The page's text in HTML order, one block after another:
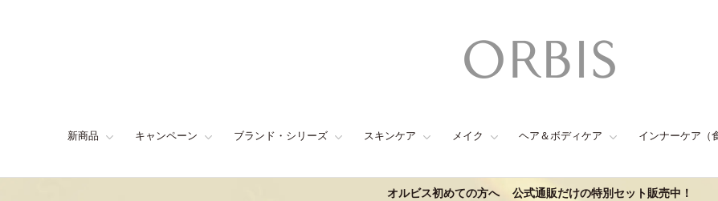
新商品 キャンペーン ブランド・シリーズ スキンケア メイク ヘア＆ボディケア インナーケア（
オルビス初めての方へ 公式通販だけの特別セット販売中！